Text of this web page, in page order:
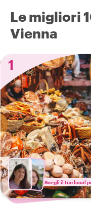
Le migliori
Vienna
1
Scegli il tuo local